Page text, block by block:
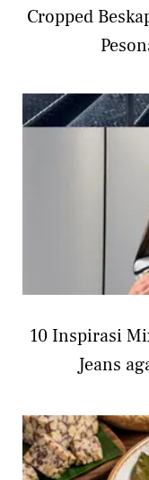
Cropped
10 Inspirasi
Jeans